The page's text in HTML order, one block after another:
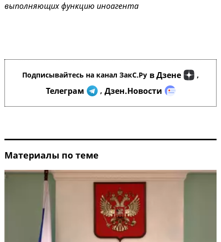
выполняющих функцию иноагента
Подписывайтесь на канал ЗакС.Ру в Дзене ,
Телеграм , Дзен.Новости
Материалы по теме